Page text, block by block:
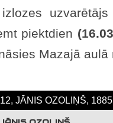
piektdien
Mazajā
JĀNIS OZOLIŅŠ,